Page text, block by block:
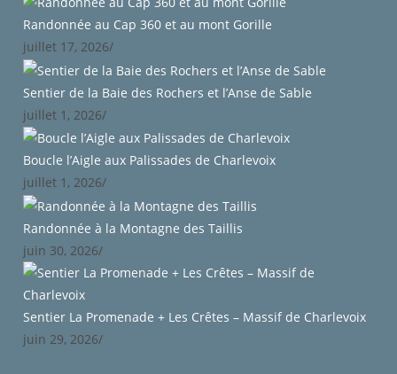
Randonnée au Cap 360 et au mont Gorille
juillet 17, 2026/
Sentier de la Baie des Rochers et l’Anse de Sable
juillet 1, 2026/
Boucle l’Aigle aux Palissades de Charlevoix
juillet 1, 2026/
Randonnée à la Montagne des Taillis
juin 30, 2026/
Sentier La Promenade + Les Crêtes – Massif de Charlevoix
juin 29, 2026/